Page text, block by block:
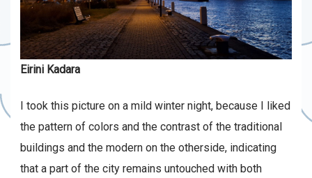
Eirini Kadara
I took this picture on a mild winter night, because I liked
the pattern of colors and the contrast of the traditional
buildings and the modern on the otherside, indicating
that a part of the city remains untouched with both